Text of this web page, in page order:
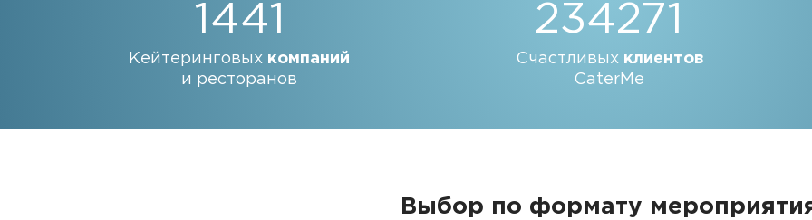
1441
Кейтеринговых компаний
и ресторанов
234271
Счастливых клиентов
CaterMe
Выбор по формату